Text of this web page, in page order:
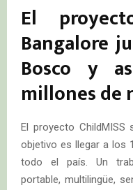
El
Bangalore
Bosco y
millones de
El proyecto ChildMISS
objetivo es llegar a los
todo el país. Un
portable, multilingüe,